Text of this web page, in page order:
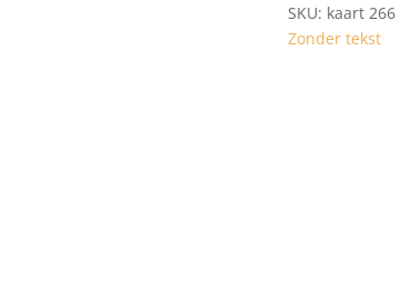
SKU: kaart 266
Zonder tekst